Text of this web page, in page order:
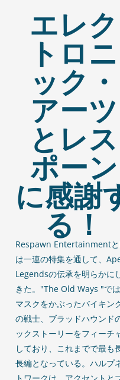
エレク
トロニ
ック・
アーツ
とレス
ポーン
に感謝
る！
Respawn Entertainmentと
は一連の特集を通して、
Legendsの伝承を明らかに
きた。"The Old Ways "では
マスクをかぶったバイキン
の戦士、ブラッドハウンド
ックストーリーをフィーチ
しており、これまでで最も
長編となっている。ハルプ